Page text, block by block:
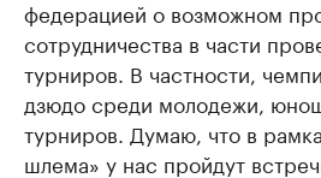
федерацией о возможном
сотрудничества в части
турниров. В частности,
дзюдо среди молодежи,
турниров. Думаю, что в
шлема» у нас пройдут